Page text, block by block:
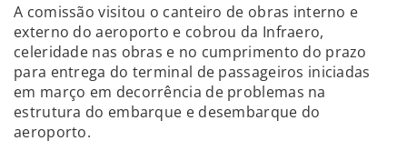
A comissão visitou o canteiro de obras interno e
externo do aeroporto e cobrou da Infraero,
celeridade nas obras e no cumprimento do prazo
para entrega do terminal de passageiros iniciadas
em março em decorrência de problemas na
estrutura do embarque e desembarque do
aeroporto.